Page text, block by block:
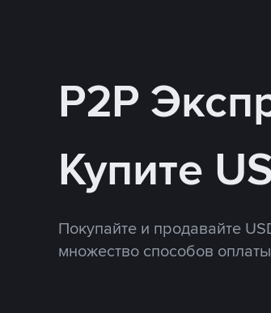
P2P
Купите
Покупайте и продавайте
множество способов оплаты